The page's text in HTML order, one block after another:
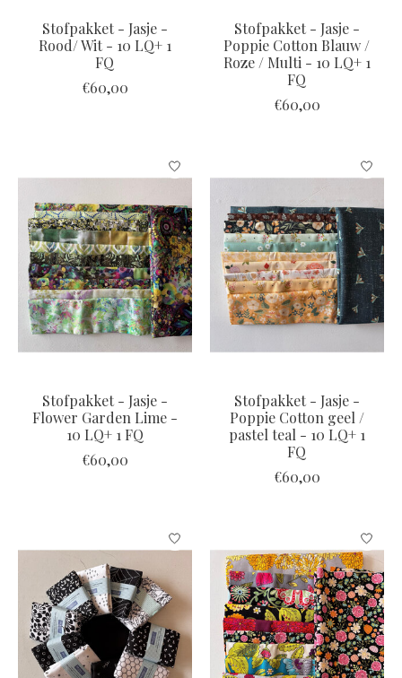
Stofpakket - Jasje -
Rood/ Wit - 10 LQ+ 1
FQ
€60,00
Stofpakket - Jasje -
Poppie Cotton Blauw /
Roze / Multi - 10 LQ+ 1
FQ
€60,00
Stofpakket - Jasje -
Flower Garden Lime -
10 LQ+ 1 FQ
€60,00
Stofpakket - Jasje -
Poppie Cotton geel /
pastel teal - 10 LQ+ 1
FQ
€60,00